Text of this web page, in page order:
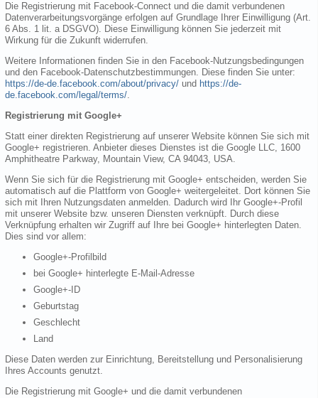
Die Registrierung mit Facebook-Connect und die damit verbundenen
Datenverarbeitungsvorgänge erfolgen auf Grundlage Ihrer Einwilligung (Art.
6 Abs. 1 lit. a DSGVO). Diese Einwilligung können Sie jederzeit mit
Wirkung für die Zukunft widerrufen.
Weitere Informationen finden Sie in den Facebook-Nutzungsbedingungen
und den Facebook-Datenschutzbestimmungen. Diese finden Sie unter:
https://de-de.facebook.com/about/privacy/ und https://de-
de.facebook.com/legal/terms/.
Registrierung mit Google+
Statt einer direkten Registrierung auf unserer Website können Sie sich mit
Google+ registrieren. Anbieter dieses Dienstes ist die Google LLC, 1600
Amphitheatre Parkway, Mountain View, CA 94043, USA.
Wenn Sie sich für die Registrierung mit Google+ entscheiden, werden Sie
automatisch auf die Plattform von Google+ weitergeleitet. Dort können Sie
sich mit Ihren Nutzungsdaten anmelden. Dadurch wird Ihr Google+-Profil
mit unserer Website bzw. unseren Diensten verknüpft. Durch diese
Verknüpfung erhalten wir Zugriff auf Ihre bei Google+ hinterlegten Daten.
Dies sind vor allem:
Google+-Profilbild
bei Google+ hinterlegte E-Mail-Adresse
Google+-ID
Geburtstag
Geschlecht
Land
Diese Daten werden zur Einrichtung, Bereitstellung und Personalisierung
Ihres Accounts genutzt.
Die Registrierung mit Google+ und die damit verbundenen